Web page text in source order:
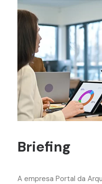
Briefing
A empresa Portal da